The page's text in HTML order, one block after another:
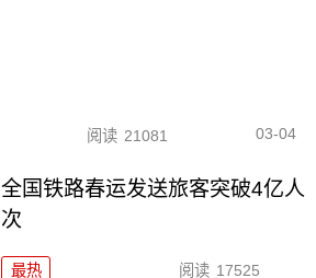
阅读 21081 03-04
全国铁路春运发送旅客突破4亿人
次
最热 阅读 17525